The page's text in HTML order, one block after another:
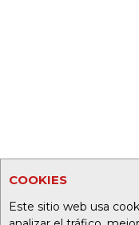
COOKIES
Este sitio web usa